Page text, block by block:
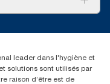
leader dans l'hygiène et
solutions sont utilisés par
raison d’être est de